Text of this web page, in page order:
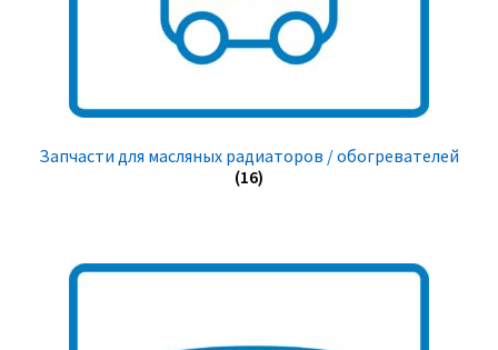
Запчасти для масляных радиаторов / обогревателей
(16)